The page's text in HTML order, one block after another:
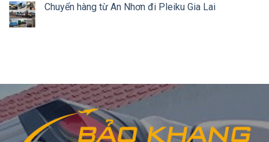
Chuyển hàng từ An Nhơn đi Pleiku Gia Lai